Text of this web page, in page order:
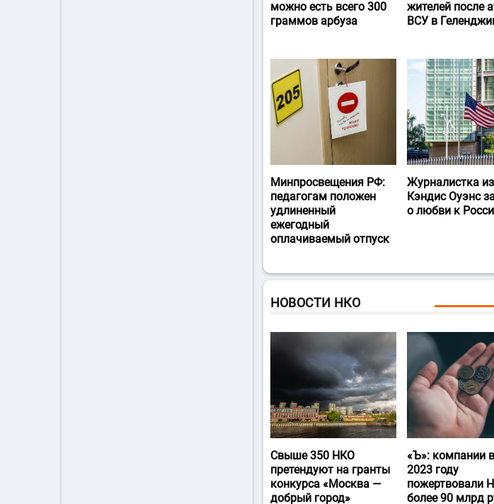
можно есть всего 300
граммов арбуза
жителей после
ВСУ в
Минпросвещения РФ:
педагогам положен
удлиненный
ежегодный
оплачиваемый отпуск
Журналистка
Кэндис Оуэнс
о любви к
НОВОСТИ НКО
Свыше 350 НКО
претендуют на гранты
конкурса «Москва —
добрый город»
«Ъ‎»: компании
2023 году
пожертвовали
более 90 млрд